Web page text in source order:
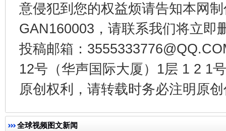
意侵犯到您的权益烦请告知本网
GAN160003，请联系我们将立即
投稿邮箱：
12号（华声国际大厦）1层 1 2 1
原创权利，请转载时务必注明原
全球视频图文新闻
东山县通报“牛蛙产品抗生素超标问题” 法